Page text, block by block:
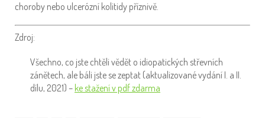
choroby nebo ulcerózní kolitidy příznivě.
Zdroj:
Všechno, co jste chtěli vědět o idiopatických střevních
zánětech, ale báli jste se zeptat (aktualizované vydání I. a II.
dílu, 2021) – ke stažení v pdf zdarma